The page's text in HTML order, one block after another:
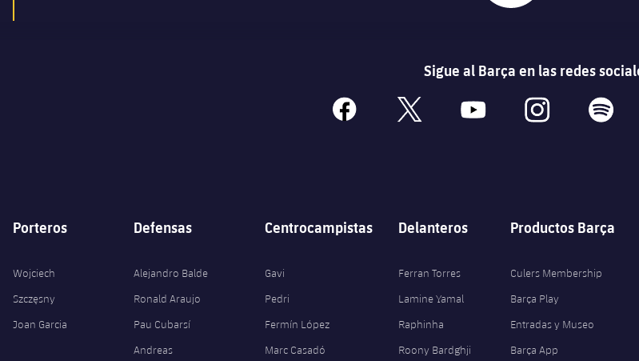
Sigue al Barça en las redes
facebook x youtube instagram spotify
Porteros
Wojciech
Szczęsny
Joan Garcia
Defensas
Alejandro Balde
Ronald Araujo
Pau Cubarsí
Andreas
Centrocampistas
Gavi
Pedri
Fermín López
Marc Casadó
Delanteros
Ferran Torres
Lamine Yamal
Raphinha
Roony Bardghji
Productos Barça
Culers Membership
Barça Play
Entradas y Museo
Barça App